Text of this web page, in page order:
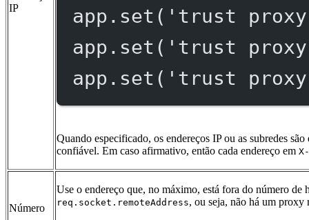
IP
app. set ( 'trust
app. set ( 'trust
app. set ( 'trust
Quando especificado, os endereços IP ou as subredes
confiável. Em caso afirmativo, então cada endereço em
Número
Use o endereço que, no máximo, está fora do número
req.socket.remoteAddress, ou seja, não há um proxy